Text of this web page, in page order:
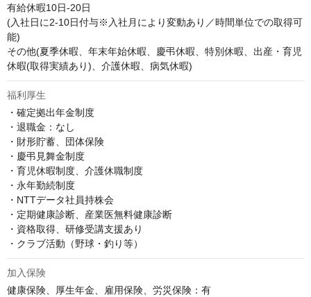
有給休暇10日-20日
(入社日に2-10日付与※入社月により変動あり／時間単位での取得可
能)
その他(夏季休暇、年末年始休暇、慶弔休暇、特別休暇、出産・育児
休暇(取得実績あり)、介護休暇、病気休暇)
福利厚生
・確定拠出年金制度
・退職金：なし
・財形貯蓄、団体保険
・慶弔見舞金制度
・育児休暇制度、介護休職制度
・永年勤続制度
・NTTデータ社員持株会
・定期健康診断、産業医無料健康診断
・資格取得、研修受講支援あり
・クラブ活動（野球・釣り等）
加入保険
健康保険、厚生年金、雇用保険、労災保険：有